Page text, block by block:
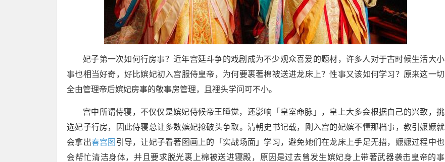
妃子第一次如何行房事？近年宫廷斗争的戏剧成为不少观众喜爱的题材，许多人对于古时候生活大小
事也相当好奇，好比嫔妃初入宫服侍皇帝，为何要裹著棉被送进龙床上？性事又该如何学习？原来这一切
全由管理帝后嫔妃房事的敬事房管理，且裡头学问可不小。
宫中所谓侍寝，不仅仅是嫔妃侍候帝王睡觉，还影响「皇室命脉」，皇上大多会根据自己的兴致，挑
选妃子行房，因此侍寝总让多数嫔妃抢破头争取。清朝史书记载，刚入宫的妃嫔不懂那档事，教引嬷嬷就
会拿出春宫图 引导，让妃子看著图画上的「实战场面」学习，避免她们在龙床上手足无措，嬷嬷过程中也
会帮忙清洁身体，并且要求脱光裹上棉被送进寝殿，原因是过去曾发生嫔妃身上带著武器袭击皇帝的事